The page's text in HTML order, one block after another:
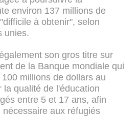
environ 137 millions de
à obtenir", selon
unies.
son gros titre sur
de la Banque mondiale qui
millions de dollars au
la qualité de l'éducation
entre 5 et 17 ans, afin
aux réfugiés